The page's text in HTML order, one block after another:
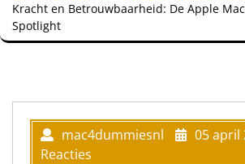
Kracht en Betrouwbaarheid: De Apple
Spotlight
mac4dummiesnl 05 april
Reacties